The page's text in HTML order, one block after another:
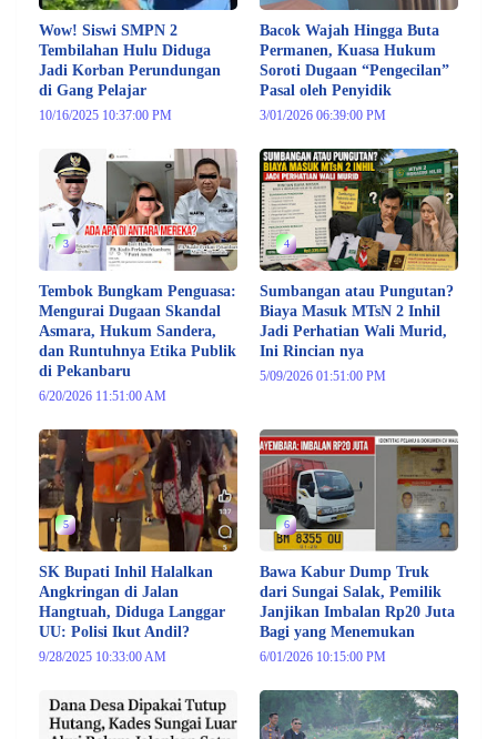
Wow! Siswi SMPN 2
Tembilahan Hulu Diduga
Jadi Korban Perundungan
di Gang Pelajar
10/16/2025 10:37:00 PM
Bacok Wajah Hingga Buta
Permanen, Kuasa Hukum
Soroti Dugaan “Pengecilan”
Pasal oleh Penyidik
3/01/2026 06:39:00 PM
3
Tembok Bungkam Penguasa:
Mengurai Dugaan Skandal
Asmara, Hukum Sandera,
dan Runtuhnya Etika Publik
di Pekanbaru
6/20/2026 11:51:00 AM
4
Sumbangan atau Pungutan?
Biaya Masuk MTsN 2 Inhil
Jadi Perhatian Wali Murid,
Ini Rincian nya
5/09/2026 01:51:00 PM
5
SK Bupati Inhil Halalkan
Angkringan di Jalan
Hangtuah, Diduga Langgar
UU: Polisi Ikut Andil?
9/28/2025 10:33:00 AM
6
Bawa Kabur Dump Truk
dari Sungai Salak, Pemilik
Janjikan Imbalan Rp20 Juta
Bagi yang Menemukan
6/01/2026 10:15:00 PM